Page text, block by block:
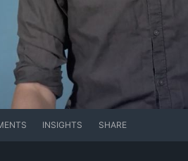
INSIGHTS SHARE